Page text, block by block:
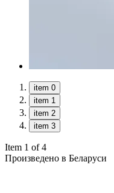
item 0
item 1
item 2
item 3
Item 1 of 4
Произведено в Беларуси